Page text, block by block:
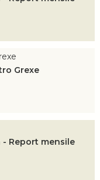
Grexe
Report mensile